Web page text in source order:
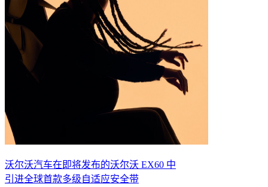
沃尔沃汽车在即将发布的沃尔沃 EX60 中
引进全球首款多级自适应安全带